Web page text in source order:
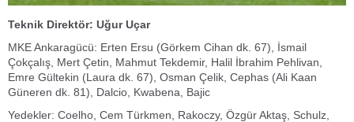
Teknik Direktör: Uğur Uçar
MKE Ankaragücü: Erten Ersu (Görkem Cihan dk. 67), İsmail
Çokçalış, Mert Çetin, Mahmut Tekdemir, Halil İbrahim Pehlivan,
Emre Gültekin (Laura dk. 67), Osman Çelik, Cephas (Ali Kaan
Güneren dk. 81), Dalcio, Kwabena, Bajic
Yedekler: Coelho, Cem Türkmen, Rakoczy, Özgür Aktaş, Schulz,